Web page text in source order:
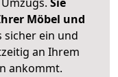
Möbel und
sicher ein und
an Ihrem
ankommt.